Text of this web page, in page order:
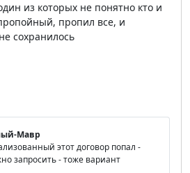
из которых не понятно кто и
пропил все, и
сохранилось
Мавр
этот договор попал -
запросить - тоже вариант